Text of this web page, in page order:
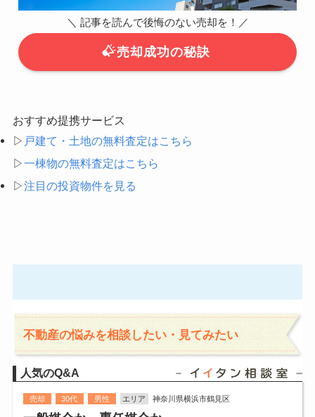
＼ 記事を読んで後悔のない売却を！／
売却成功の秘訣
おすすめ提携サービス
▷ 戸建て・土地の無料査定はこちら
▷一棟物の無料査定はこちら
▷注目の投資物件を見る
不動産の悩みを相談したい・見てみたい
人気のQ&A
売却 30代 男性 エリア 神奈川県横浜市鶴見区